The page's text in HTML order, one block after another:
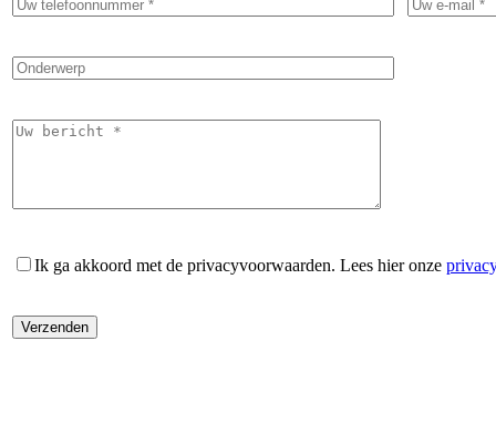
Ik ga akkoord met de privacyvoorwaarden. Lees hier onze